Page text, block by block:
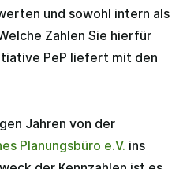
und sowohl intern als
Zahlen Sie hierfür
PeP liefert mit den
Jahren von der
Planungsbüro e.V. ins